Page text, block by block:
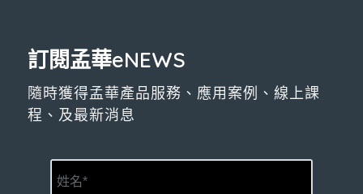
訂閱孟華eNEWS
隨時獲得孟華產品服務、應用案例、線上課
程、及最新消息